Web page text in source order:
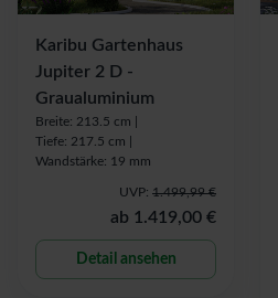
Karibu Gartenhaus
Jupiter 2 D -
Graualuminium
Breite: 213.5 cm |
Tiefe: 217.5 cm |
Wandstärke: 19 mm
UVP: 1.499,99 €
ab 1.419,00 €
Detail ansehen